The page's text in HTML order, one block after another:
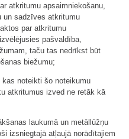
atkritumu apsaimniekošanu,
un sadzīves atkritumu
par atkritumu
pašvaldība,
taču tas nedrīkst būt
biežumu;
noteikti šo noteikumu
atkritumus izved ne retāk kā
laukumā un metāllūžņu
izsniegtajā atļaujā norādītajiem